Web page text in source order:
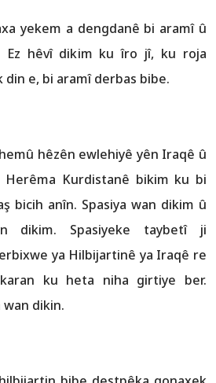
yekem a dengdanê bi aramî û
Ez hêvî dikim ku îro jî, ku roja
e, bi aramî derbas bibe.
hêzên ewlehiyê yên Iraqê û
Herêma Kurdistanê bikim ku bi
bicih anîn. Spasiya wan dikim û
dikim. Spasiyeke taybetî ji
ya Hilbijartinê ya Iraqê re
ku heta niha girtiye ber.
wan dikin.